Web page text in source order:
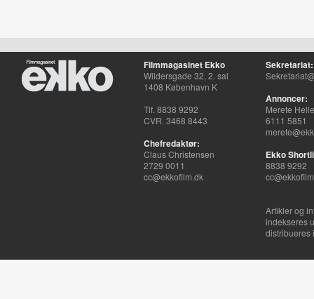
Filmmagasinet Ekko
Wildersgade 32, 2. sal
1408 København K
Tlf. 8838 9292
CVR. 3468 8443
Chefredaktør:
Claus Christensen
2729 0011
cc@ekkofilm.dk
Sekretariat:
Annoncer:
Merete
6111 5851
Ekko
8838 9292
Artikler og
indekseres
distribueres